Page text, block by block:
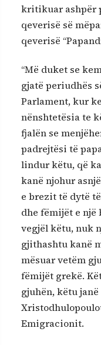
kritikuar ashpër
qeverisë së
qeverisë
“Më duket se
gjatë periudhës
Parlament, kur
nënshtetësia te
fjalën se
padrejtësi të
lindur këtu, që
kanë njohur
e brezit të dytë
dhe fëmijët e një
vegjël këtu, nuk
gjithashtu kanë
mësuar vetëm
fëmijët grekë.
gjuhën, këtu
Emigracionit.